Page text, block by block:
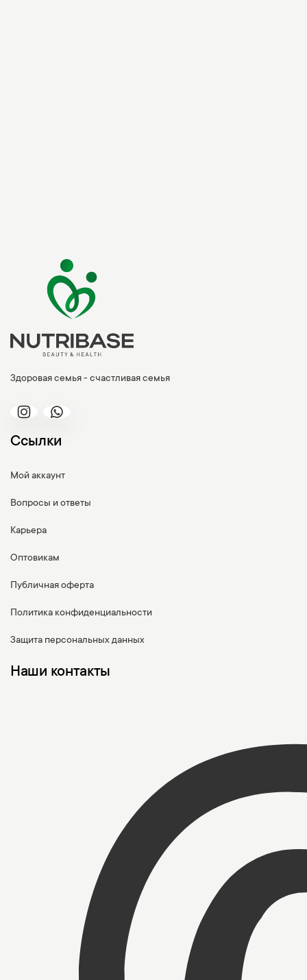
Здоровая семья - счастливая семья
Ссылки
Мой аккаунт
Вопросы и ответы
Карьера
Оптовикам
Публичная оферта
Политика конфиденциальности
Защита персональных данных
Наши контакты